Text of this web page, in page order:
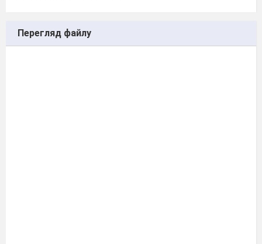
Перегляд файлу